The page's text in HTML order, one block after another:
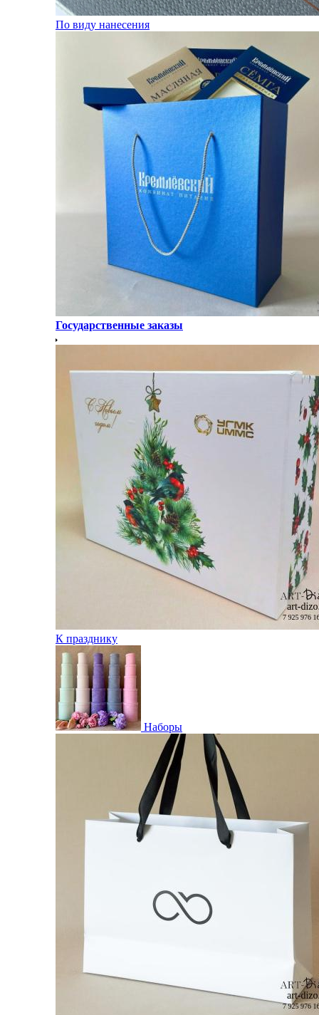
По виду нанесения
Государственные заказы
К празднику
Наборы